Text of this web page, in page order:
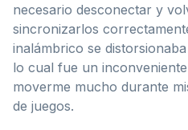
necesario desconectar y
sincronizarlos
inalámbrico se
lo cual fue un
moverme mucho durante
de juegos.